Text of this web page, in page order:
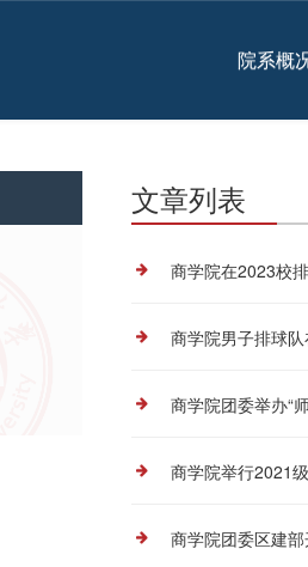
院系概
文章列表
商学院在2023校
商学院男子排球
商学院团委举办“
商学院举行2021
商学院团委区建部